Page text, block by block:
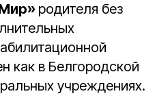
родителя без
как в Белгородской
учреждениях.